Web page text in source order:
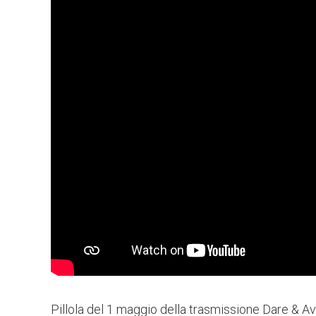
Pillola del 1 maggio della trasmissione Dare &